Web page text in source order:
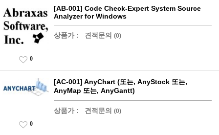
[AB-001] Code Check-Expert System Source
Analyzer for Windows
상품가 : 견적문의 (0)
0
[AC-001] AnyChart (또는, AnyStock 또는,
AnyMap 또는, AnyGantt)
상품가 : 견적문의 (0)
0